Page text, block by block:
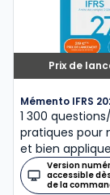
Prix de
Mémento IFRS
1 300
pratiques pour
et bien
Version
accessible
de la